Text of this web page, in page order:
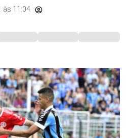
às 11:04